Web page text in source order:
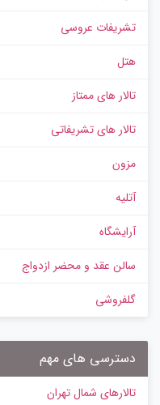
تشریفات عروسی
هتل
تالار های ممتاز
تالار های تشریفاتی
مزون
آتلیه
آرایشگاه
سالن عقد و محضر ازدواج
گلفروشی
دسترسی های مهم
تالارهای شمال تهران